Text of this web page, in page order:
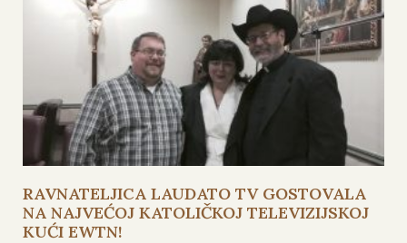
RAVNATELJICA LAUDATO TV GOSTOVALA
NA NAJVEĆOJ KATOLIČKOJ TELEVIZIJSKOJ
KUĆI EWTN!